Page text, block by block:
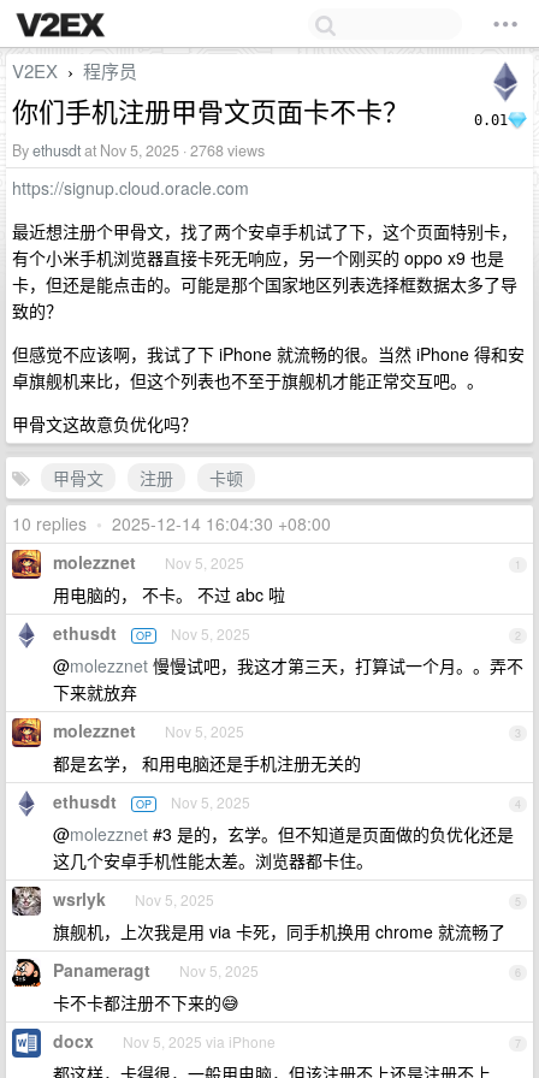
0.01
V2EX › 程序员
你们手机注册甲骨文页面卡不卡？
Byethusdtat Nov 5, 2025 · 2768 views
https://signup.cloud.oracle.com
最近想注册个甲骨文，找了两个安卓手机试了下，这个页面特别卡，
有个小米手机浏览器直接卡死无响应，另一个刚买的 oppo x9 也是
卡，但还是能点击的。可能是那个国家地区列表选择框数据太多了导
致的？
但感觉不应该啊，我试了下 iPhone 就流畅的很。当然 iPhone 得和安
卓旗舰机来比，但这个列表也不至于旗舰机才能正常交互吧。。
甲骨文这故意负优化吗？
甲骨文 注册
卡顿
10 replies • 2025-12-14 16:04:30 +08:00
1
molezznet Nov 5, 2025
用电脑的， 不卡。 不过 abc 啦
2
ethusdt OP Nov 5, 2025
@molezznet 慢慢试吧，我这才第三天，打算试一个月。。弄不
下来就放弃
3
molezznet Nov 5, 2025
都是玄学， 和用电脑还是手机注册无关的
4
ethusdt OP Nov 5, 2025
@molezznet #3 是的，玄学。但不知道是页面做的负优化还是
这几个安卓手机性能太差。浏览器都卡住。
5
wsrlyk Nov 5, 2025
旗舰机，上次我是用 via 卡死，同手机换用 chrome 就流畅了
6
Panameragt Nov 5, 2025
卡不卡都注册不下来的😅
7
docx Nov 5, 2025 via iPhone
都这样，卡得很，一般用电脑，但该注册不上还是注册不上